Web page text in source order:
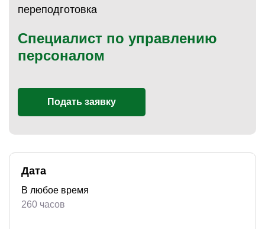
переподготовка
Специалист по управлению
персоналом
Подать заявку
Дата
В любое время
260 часов